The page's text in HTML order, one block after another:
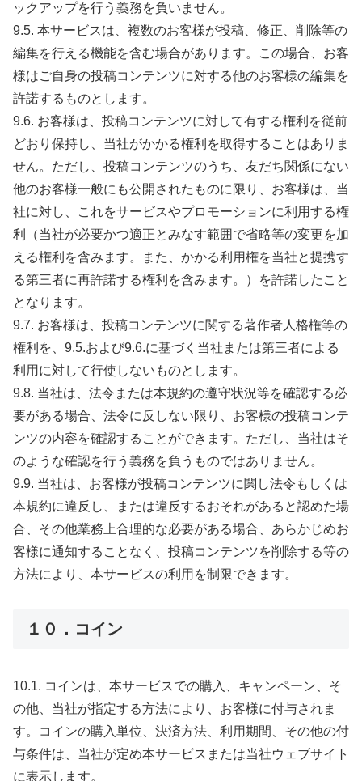
ックアップを行う義務を負いません。
9.5. 本サービスは、複数のお客様が投稿、修正、削除等の
編集を行える機能を含む場合があります。この場合、お客
様はご自身の投稿コンテンツに対する他のお客様の編集を
許諾するものとします。
9.6. お客様は、投稿コンテンツに対して有する権利を従前
どおり保持し、当社がかかる権利を取得することはありま
せん。ただし、投稿コンテンツのうち、友だち関係にない
他のお客様一般にも公開されたものに限り、お客様は、当
社に対し、これをサービスやプロモーションに利用する権
利（当社が必要かつ適正とみなす範囲で省略等の変更を加
える権利を含みます。また、かかる利用権を当社と提携す
る第三者に再許諾する権利を含みます。）を許諾したこと
となります。
9.7. お客様は、投稿コンテンツに関する著作者人格権等の
権利を、9.5.および9.6.に基づく当社または第三者による
利用に対して行使しないものとします。
9.8. 当社は、法令または本規約の遵守状況等を確認する必
要がある場合、法令に反しない限り、お客様の投稿コンテ
ンツの内容を確認することができます。ただし、当社はそ
のような確認を行う義務を負うものではありません。
9.9. 当社は、お客様が投稿コンテンツに関し法令もしくは
本規約に違反し、または違反するおそれがあると認めた場
合、その他業務上合理的な必要がある場合、あらかじめお
客様に通知することなく、投稿コンテンツを削除する等の
方法により、本サービスの利用を制限できます。
１０．コイン
10.1. コインは、本サービスでの購入、キャンペーン、そ
の他、当社が指定する方法により、お客様に付与されま
す。コインの購入単位、決済方法、利用期間、その他の付
与条件は、当社が定め本サービスまたは当社ウェブサイト
に表示します。